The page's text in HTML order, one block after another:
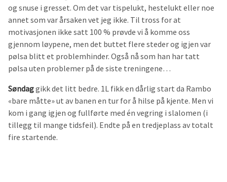
og snuse i gresset. Om det var tispelukt, hestelukt eller noe
annet som var årsaken vet jeg ikke. Til tross for at
motivasjonen ikke satt 100 % prøvde vi å komme oss
gjennom løypene, men det buttet flere steder og igjen var
pølsa blitt et problemhinder. Også nå som han har tatt
pølsa uten problemer på de siste treningene…
Søndaggikk det litt bedre. 1L fikk en dårlig start da Rambo
«bare måtte» ut av banen en tur for å hilse på kjente. Men vi
kom i gang igjen og fullførte med én vegring i slalomen (i
tillegg til mange tidsfeil). Endte på en tredjeplass av totalt
fire startende.